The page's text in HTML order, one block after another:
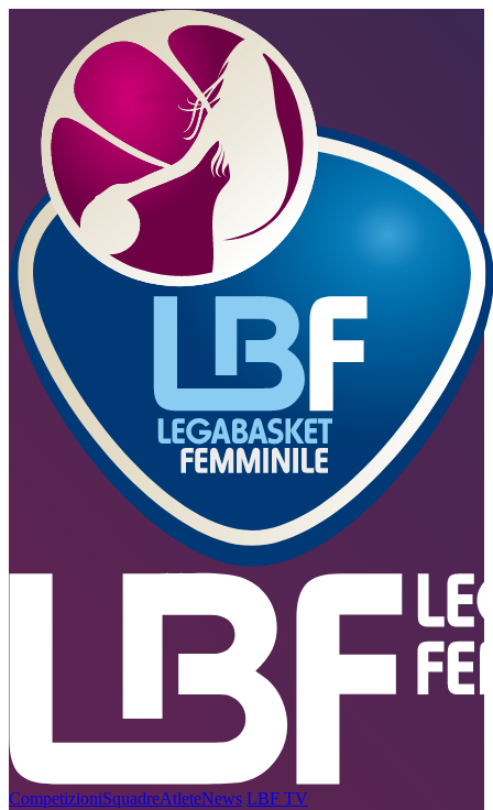
CompetizioniSquadreAtleteNews LBF TV